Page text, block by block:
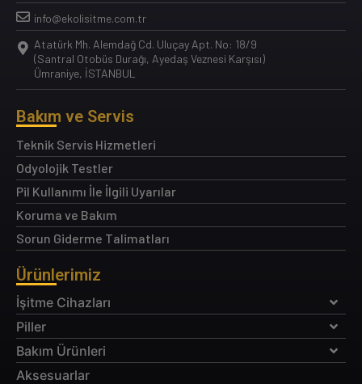
info@ekolisitme.com.tr
Atatürk Mh. Alemdağ Cd. Uluçay Apt. No: 18/9
(Santral Otobüs Durağı, Ayedaş Veznesi Karşısı)
Ümraniye, İSTANBUL
Bakım ve Servis
Teknik Servis Hizmetleri
Odyolojik Testler
Pil Kullanımı İle İlgili Uyarılar
Koruma ve Bakım
Sorun Giderme Talimatları
Ürünlerimiz
İşitme Cihazları
Piller
Bakım Ürünleri
Aksesuarlar